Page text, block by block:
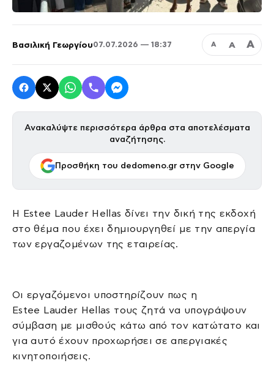
Βασιλική Γεωργίου07.07.2026 — 18:37 Α Α Α
Ανακαλύψτε περισσότερα άρθρα στα αποτελέσματα
αναζήτησης.
Προσθήκη του dedomeno.gr στην Google
Η Estee Lauder Hellas δίνει την δική της εκδοχή
στο θέμα που έχει δημιουργηθεί με την απεργία
των εργαζομένων της εταιρείας.
Οι εργαζόμενοι υποστηρίζουν πως η
Estee Lauder Hellas τους ζητά να υπογράψουν
σύμβαση με μισθούς κάτω από τον κατώτατο και
για αυτό έχουν προχωρήσει σε απεργιακές
κινητοποιήσεις.